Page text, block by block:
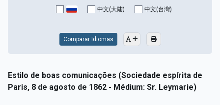
中文(大陆) 中文(台灣)
Comparar Idiomas
Estilo de boas comunicações (Sociedade espírita de
Paris, 8 de agosto de 1862 - Médium: Sr. Leymarie)